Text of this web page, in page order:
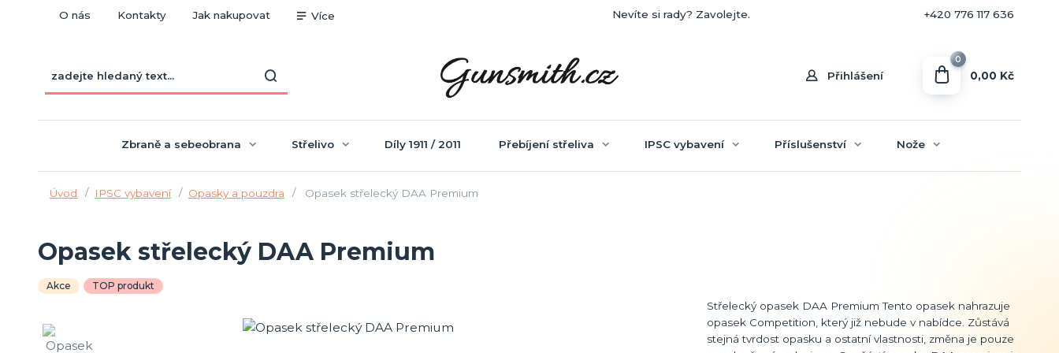
O nás Kontakty Jak nakupovat Více
Přihlášení
Nevíte si rady? Zavolejte. +420 776 117 636
0
0,00 Kč
Zbraně a sebeobrana Střelivo Díly 1911 / 2011 Přebíjení střeliva IPSC vybavení Příslušenství Nože
Úvod IPSC vybavení Opasky a pouzdra Opasek střelecký DAA Premium
Opasek střelecký DAA Premium
Akce TOP produkt
Střelecký opasek DAA Premium Tento opasek nahrazuje
opasek Competition, který již nebude v nabídce. Zůstává
stejná tvrdost opasku a ostatní vlastnosti, změna je pouze